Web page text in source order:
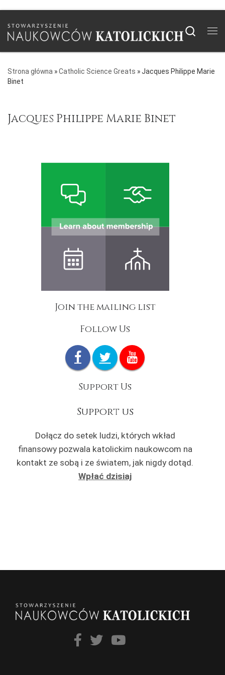
Strona główna »Catholic Science Greats »Jacques Philippe Marie
Binet
Jacques Philippe Marie Binet
Join the mailing list
Follow Us
Support Us
Support us
Dołącz do setek ludzi, których wkład
finansowy pozwala katolickim naukowcom na
kontakt ze sobą i ze światem, jak nigdy dotąd.
Wpłać dzisiaj